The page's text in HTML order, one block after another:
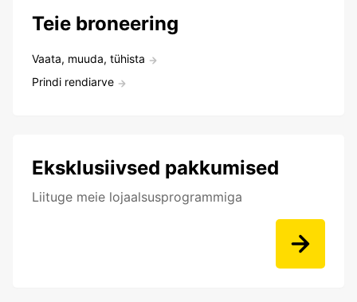
Teie broneering
Vaata, muuda, tühista
Prindi rendiarve
Eksklusiivsed pakkumised
Liituge meie lojaalsusprogrammiga